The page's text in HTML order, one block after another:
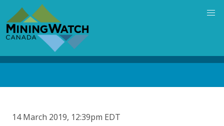
main
content
14 March 2019, 12:39pm EDT